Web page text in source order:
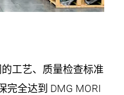
工艺、质量检查标准
完全达到 DMG MORI